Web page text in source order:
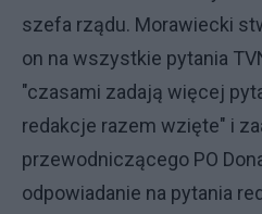
szefa rządu. Morawiecki
on na wszystkie pytania
"czasami zadają więcej
redakcje razem wzięte" i
przewodniczącego PO
odpowiadanie na pytania